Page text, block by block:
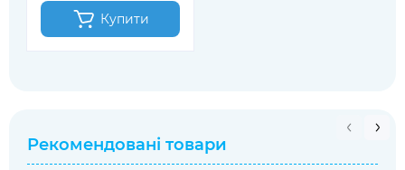
Купити
Рекомендовані товари